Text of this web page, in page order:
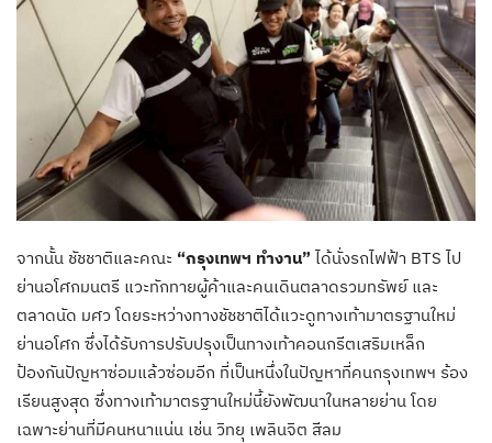
จากนั้น ชัชชาติและคณะ “กรุงเทพฯ ทำงาน” ได้นั่งรถไฟฟ้า BTS ไป
ย่านอโศกมนตรี แวะทักทายผู้ค้าและคนเดินตลาดรวมทรัพย์ และ
ตลาดนัด มศว โดยระหว่างทางชัชชาติได้แวะดูทางเท้ามาตรฐานใหม่
ย่านอโศก ซึ่งได้รับการปรับปรุงเป็นทางเท้าคอนกรีตเสริมเหล็ก
ป้องกันปัญหาซ่อมแล้วซ่อมอีก ที่เป็นหนึ่งในปัญหาที่คนกรุงเทพฯ ร้อง
เรียนสูงสุด ซึ่งทางเท้ามาตรฐานใหม่นี้ยังพัฒนาในหลายย่าน โดย
เฉพาะย่านที่มีคนหนาแน่น เช่น วิทยุ เพลินจิต สีลม